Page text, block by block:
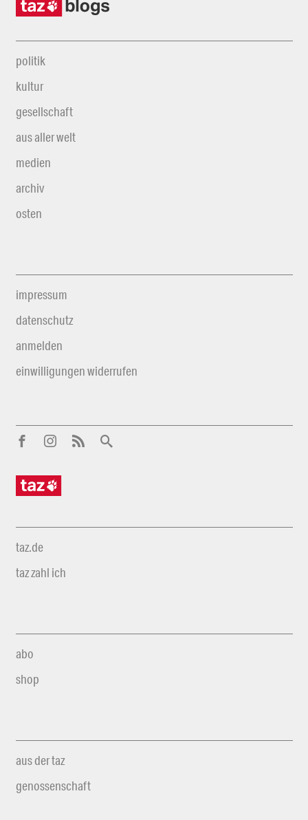
politik
kultur
gesellschaft
aus aller welt
medien
archiv
osten
impressum
datenschutz
anmelden
einwilligungen widerrufen
taz.de
taz zahl ich
abo
shop
aus der taz
genossenschaft